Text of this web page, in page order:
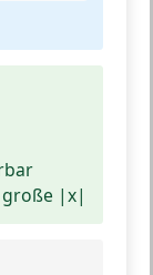
große |x|